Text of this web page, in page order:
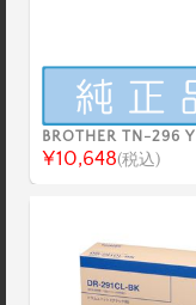
BROTHER TN-296 Y
¥10,648(税込)